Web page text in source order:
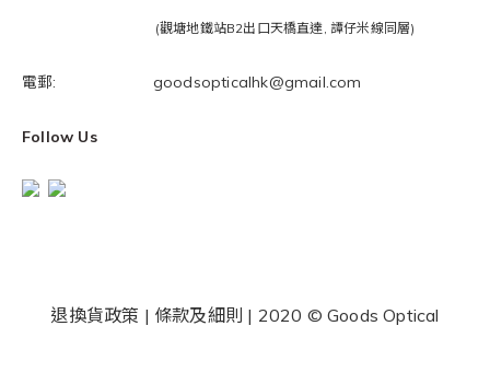
(觀塘地鐵站B2出口天橋直達, 譚仔米線同層)
電郵: goodsopticalhk@gmail.com
Follow Us
退換貨政策 | 條款及細則 | 2020 © Goods Optical